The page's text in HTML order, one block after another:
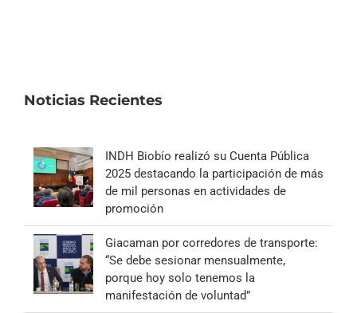
Noticias Recientes
INDH Biobío realizó su Cuenta Pública
2025 destacando la participación de más
de mil personas en actividades de
promoción
Giacaman por corredores de transporte:
“Se debe sesionar mensualmente,
porque hoy solo tenemos la
manifestación de voluntad”